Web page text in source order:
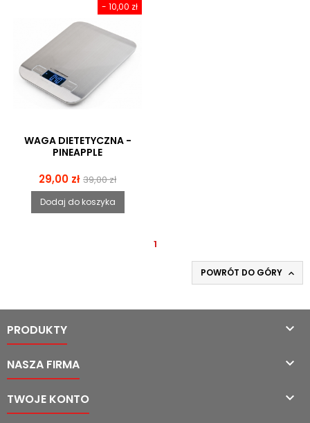
- 10,00 zł
WAGA DIETETYCZNA -
PINEAPPLE
Cena
29,00 zł Cena
podstawowa
39,00 zł
Dodaj do koszyka
1
POWRÓT DO GÓRY 
PRODUKTY 
NASZA FIRMA 
TWOJE KONTO 